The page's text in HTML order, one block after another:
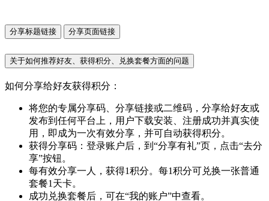
分享标题链接 分享页面链接
关于如何推荐好友、获得积分、兑换套餐方面的问题
如何分享给好友获得积分：
将您的专属分享码、分享链接或二维码，分享给好友或
发布到任何平台上，用户下载安装、注册成功并真实使
用，即成为一次有效分享，并可自动获得积分。
获得分享码：登录账户后，到“分享有礼”页，点击“去分
享”按钮。
每有效分享一人，获得1积分。每1积分可兑换一张普通
套餐1天卡。
成功兑换套餐后，可在“我的账户”中查看。